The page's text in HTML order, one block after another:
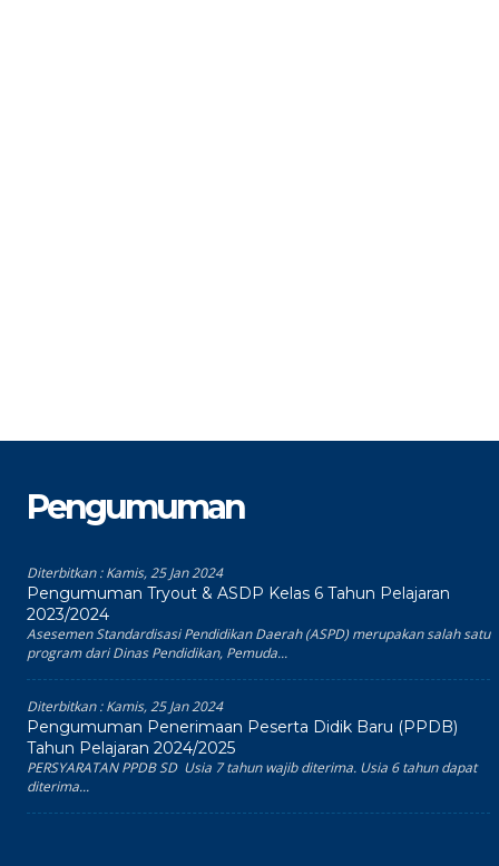
Pengumuman
Diterbitkan :Kamis, 25 Jan 2024
Pengumuman Tryout & ASDP Kelas 6 Tahun Pelajaran
2023/2024
Asesemen Standardisasi Pendidikan Daerah (ASPD) merupakan salah satu
program dari Dinas Pendidikan, Pemuda...
Diterbitkan :Kamis, 25 Jan 2024
Pengumuman Penerimaan Peserta Didik Baru (PPDB)
Tahun Pelajaran 2024/2025
PERSYARATAN PPDB SD Usia 7 tahun wajib diterima. Usia 6 tahun dapat
diterima...